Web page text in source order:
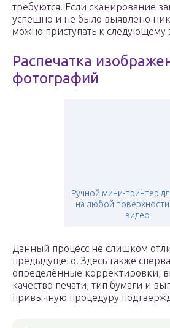
требуются. Если сканирование
успешно и не было выявлено
можно приступать к следующему
Распечатка
фотографий
Ручной мини-принтер
на любой
видео
Данный процесс не слишком
предыдущего. Здесь также
определённые корректировки,
качество печати, тип бумаги и
привычную процедуру